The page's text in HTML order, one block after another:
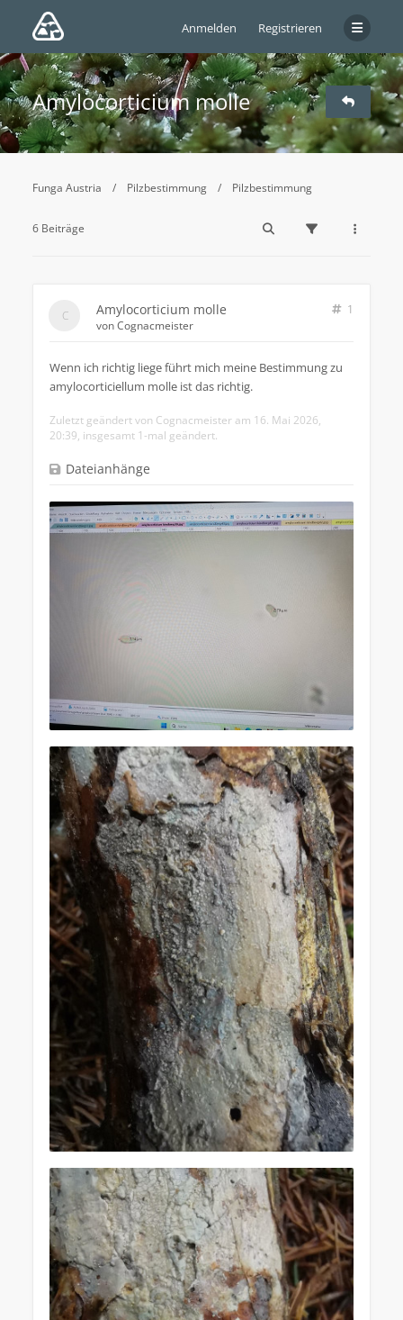
Anmelden Registrieren
Amylocorticium molle
Funga Austria Pilzbestimmung Pilzbestimmung
6 Beiträge
Amylocorticium molle
1
vonCognacmeister
Wenn ich richtig liege führt mich meine Bestimmung zu
amylocorticiellum molle ist das richtig.
Zuletzt geändert von Cognacmeister am 16. Mai 2026,
20:39, insgesamt 1-mal geändert.
Dateianhänge